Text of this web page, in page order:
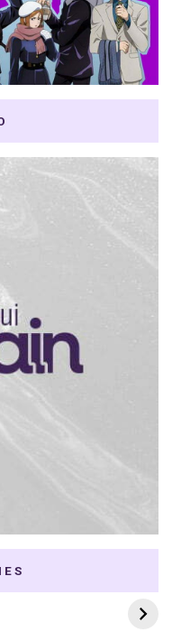
Dramas com
e Khaotung